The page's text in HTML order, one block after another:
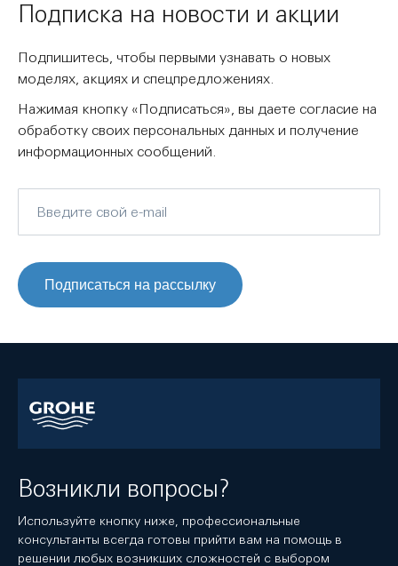
Подписка на новости и акции
Подпишитесь, чтобы первыми узнавать о новых
моделях, акциях и спецпредложениях.
Нажимая кнопку «Подписаться», вы даете согласие на
обработку своих персональных данных и получение
информационных сообщений.
Подписаться на рассылку
Возникли вопросы?
Используйте кнопку ниже, профессиональные
консультанты всегда готовы прийти вам на помощь в
решении любых возникших сложностей с выбором